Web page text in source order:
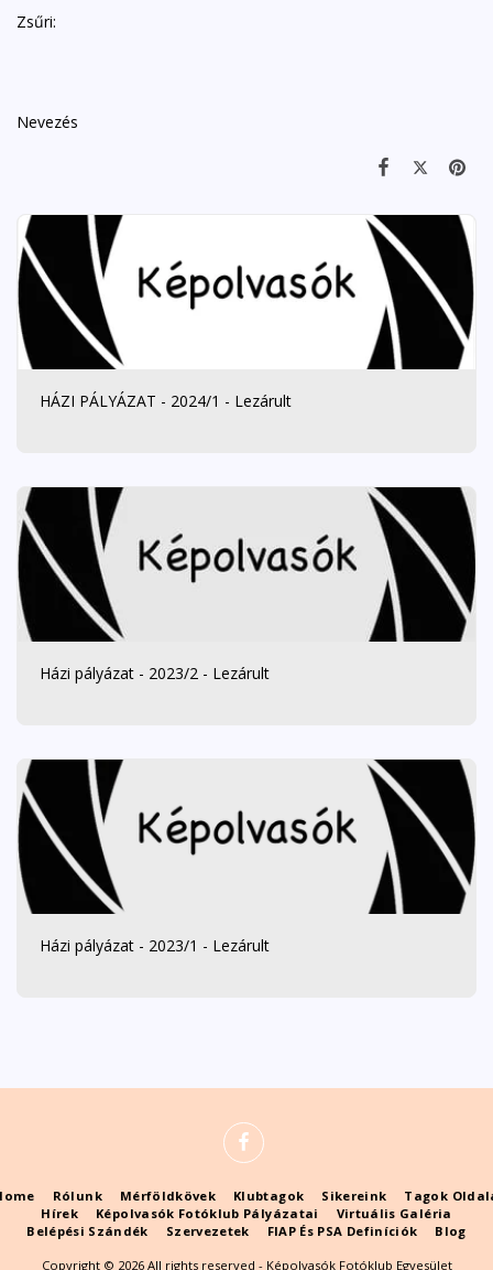
Zsűri:
Nevezés
HÁZI PÁLYÁZAT - 2024/1 - Lezárult
Házi pályázat - 2023/2 - Lezárult
Házi pályázat - 2023/1 - Lezárult
Rólunk Mérföldkövek Klubtagok Sikereink
Tagok
Hírek
Képolvasók Fotóklub Pályázatai
Virtuális Galéria
Belépési Szándék
Szervezetek FIAP És PSA Definíciók Blog
Copyright © 2026 All rights reserved - Képolvasók Fotóklub Egyesület